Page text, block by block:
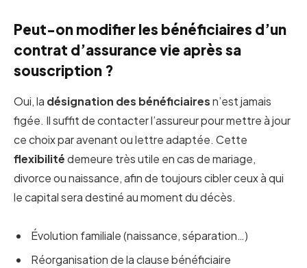
Peut-on modifier les bénéficiaires d’un
contrat d’assurance vie après sa
souscription ?
Oui, la désignation des bénéficiairesn’est jamais
figée. Il suffit de contacter l’assureur pour mettre à jour
ce choix par avenant ou lettre adaptée. Cette
flexibilitédemeure très utile en cas de mariage,
divorce ou naissance, afin de toujours cibler ceux à qui
le capital sera destiné au moment du décès.
Évolution familiale (naissance, séparation…)
Réorganisation de la clause bénéficiaire